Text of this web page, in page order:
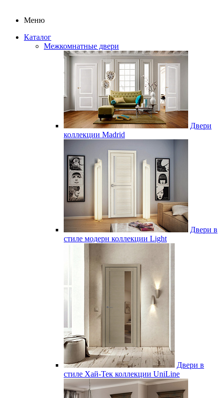
Меню
Каталог
Межкомнатные двери
Двери
коллекции Madrid
Двери в
стиле модерн коллекции Light
Двери в
стиле Хай-Тек коллекции UniLine